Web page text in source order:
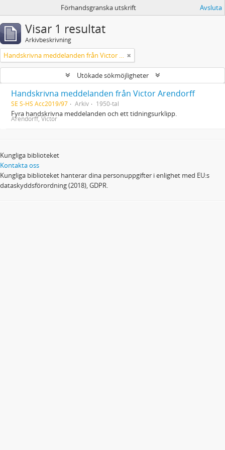
Förhandsgranska utskrift Avsluta
Visar 1 resultat
Arkivbeskrivning
Handskrivna meddelanden från Victor Arendorff
Utökade sökmöjligheter
Handskrivna meddelanden från Victor Arendorff
SE S-HS Acc2019/97 Arkiv 1950-tal
Fyra handskrivna meddelanden och ett tidningsurklipp.
Arendorff, Victor
Kungliga biblioteket
Kontakta oss
Kungliga biblioteket hanterar dina personuppgifter i enlighet med EU:s
dataskyddsförordning (2018), GDPR.